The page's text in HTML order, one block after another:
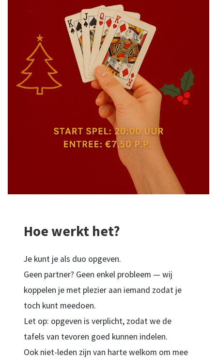
Hoe werkt het?
Je kunt je als duo opgeven.
Geen partner? Geen enkel probleem — wij
koppelen je met plezier aan iemand zodat je
toch kunt meedoen.
Let op: opgeven is verplicht, zodat we de
tafels van tevoren goed kunnen indelen.
Ook niet-leden zijn van harte welkom om mee